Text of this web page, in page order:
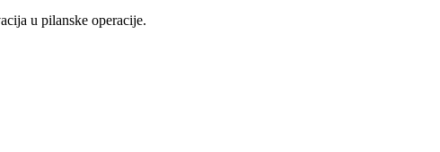
u pilanske operacije.